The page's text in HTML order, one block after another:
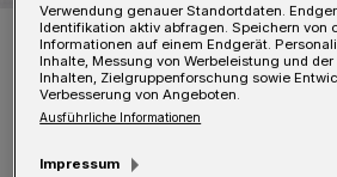
Symbolbild.
Foto: Rundschau
Verwendung genauer Standortdaten.
Identifikation aktiv abfragen. Speichern von
Informationen auf einem Endgerät.
Inhalte, Messung von Werbeleistung und
Inhalten, Zielgruppenforschung sowie
Verbesserung von Angeboten.
Ausführliche Informationen
Impressum